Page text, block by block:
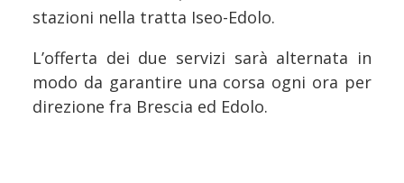
stazioni nella tratta Iseo-Edolo.
L’offerta dei due servizi sarà alternata in
modo da garantire una corsa ogni ora per
direzione fra Brescia ed Edolo.